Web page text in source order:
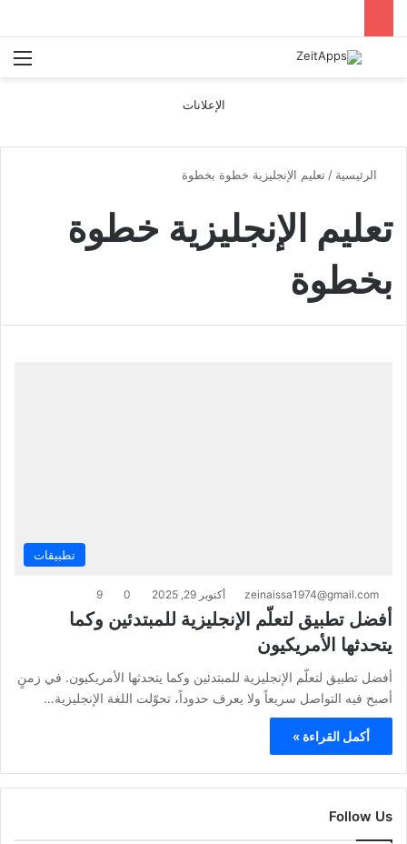
بحث عن
الإعلانات
الرئيسية / تعليم الإنجليزية خطوة بخطوة
تعليم الإنجليزية خطوة
بخطوة
تطبيقات
zeinaissa1974@gmail.com أكتوبر 29, 2025 0
9
أفضل تطبيق لتعلّم الإنجليزية للمبتدئين وكما
يتحدثها الأمريكيون
أفضل تطبيق لتعلّم الإنجليزية للمبتدئين وكما يتحدثها الأمريكيون. في زمنٍ
أصبح فيه التواصل سريعاً ولا يعرف حدوداً، تحوّلت اللغة الإنجليزية…
أكمل القراءة »
Follow Us